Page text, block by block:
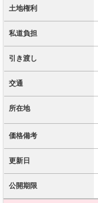
土地権利
私道負担
引き渡し
交通
所在地
価格備考
更新日
公開期限